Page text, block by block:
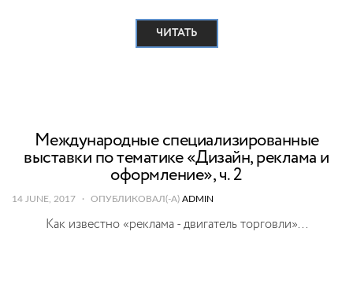
ЧИТАТЬ
Международные специализированные
выставки по тематике «Дизайн, реклама и
оформление», ч. 2
14 JUNE, 2017 ОПУБЛИКОВАЛ(-А) ADMIN
Как известно «реклама - двигатель торговли»...